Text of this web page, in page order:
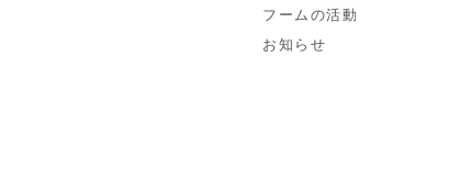
フームの活動
お知らせ